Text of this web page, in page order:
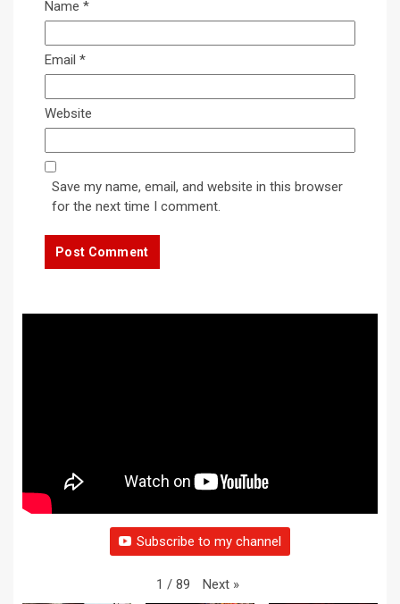
Name *
Email *
Website
Save my name, email, and website in this browser
for the next time I comment.
Subscribe to my channel
1 / 89 Next »